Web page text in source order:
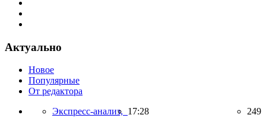
Актуально
Новое
Популярные
От редактора
Экспресс-анализ, 17:28 249